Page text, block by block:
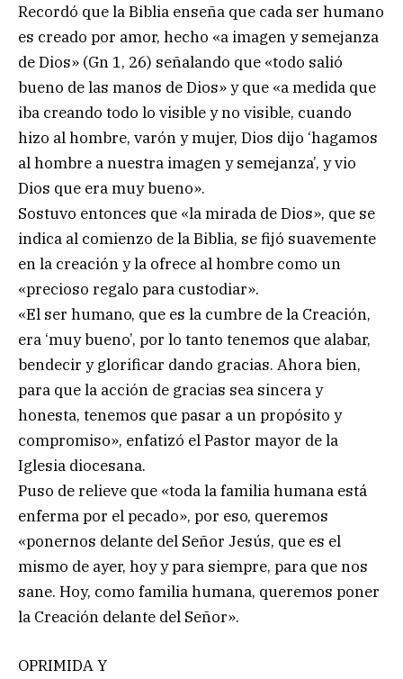
Recordó que la Biblia enseña que cada ser humano
es creado por amor, hecho «a imagen y semejanza
de Dios» (Gn 1, 26) señalando que «todo salió
bueno de las manos de Dios» y que «a medida que
iba creando todo lo visible y no visible, cuando
hizo al hombre, varón y mujer, Dios dijo ‘hagamos
al hombre a nuestra imagen y semejanza’, y vio
Dios que era muy bueno».
Sostuvo entonces que «la mirada de Dios», que se
indica al comienzo de la Biblia, se fijó suavemente
en la creación y la ofrece al hombre como un
«precioso regalo para custodiar».
«El ser humano, que es la cumbre de la Creación,
era ‘muy bueno’, por lo tanto tenemos que alabar,
bendecir y glorificar dando gracias. Ahora bien,
para que la acción de gracias sea sincera y
honesta, tenemos que pasar a un propósito y
compromiso», enfatizó el Pastor mayor de la
Iglesia diocesana.
Puso de relieve que «toda la familia humana está
enferma por el pecado», por eso, queremos
«ponernos delante del Señor Jesús, que es el
mismo de ayer, hoy y para siempre, para que nos
sane. Hoy, como familia humana, queremos poner
la Creación delante del Señor».
OPRIMIDA Y